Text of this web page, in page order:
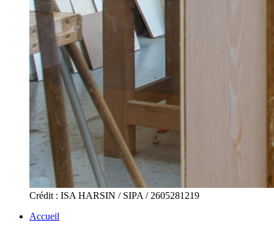
Crédit : ISA HARSIN / SIPA / 2605281219
Accueil